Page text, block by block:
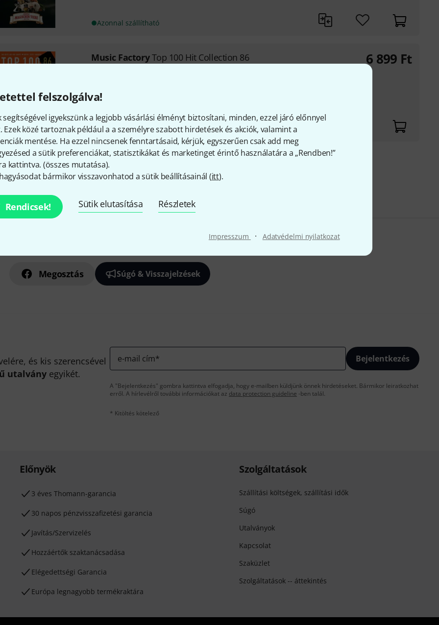
felszolgálva!
segítségével igyekszünk a legjobb vásárlási élményt biztosítani, minden, ezzel járó előnnyel
Ezek közé tartoznak például a a személyre szabott hirdetések és akciók, valamint a
mentése. Ha ezzel nincsenek fenntartásaid, kérjük, egyszerűen csak add meg
a sütik preferenciákat, statisztikákat és marketinget érintő használatára a „Rendben!”
kattintva. (összes mutatása).
bármikor visszavonhatod a sütik beállításainál (itt).
Rendicsek! Sütik elutasítása Részletek
Impresszum · Adatvédelmi nyilatkozat
Azonnal szállítható
Music Factory Top 100 Hit Collection 86
Azonnal szállítható
6 899 Ft
Minden ár tartalmazza az ÁFÁ-t
Megosztás Súgó & Visszajelzések
és kis szerencsével
utalvány egyikét.
e-mail cím* Bejelentkezés
A "Bejelentkezés" gombra kattintva elfogadja, hogy e-mailben küldjünk önnek hirdetéseket. Bármikor leiratkozhat
erről. A hírlevélről további információkat az data protection guideline -ben talál.
* Kitöltés kötelező
Előnyök
3 éves Thomann-garancia
30 napos pénzvisszafizetési garancia
Javítás/Szervizelés
Hozzáértők szaktanácsadása
Elégedettségi Garancia
Európa legnagyobb termékraktára
Szolgáltatások
Szállítási költségek, szállítási idők
Súgó
Utalványok
Kapcsolat
Szaküzlet
Szolgáltatások -- áttekintés